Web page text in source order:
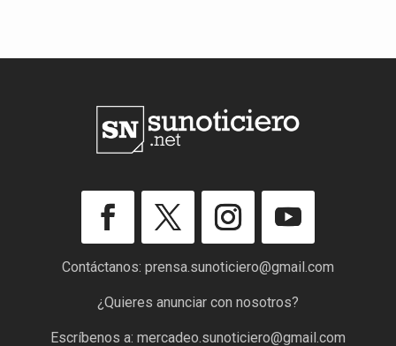
Contáctanos: prensa.sunoticiero@gmail.com
¿Quieres anunciar con nosotros?
Escríbenos a: mercadeo.sunoticiero@gmail.com